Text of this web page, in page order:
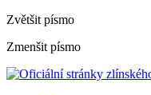
Zvětšit písmo
Zmenšit písmo